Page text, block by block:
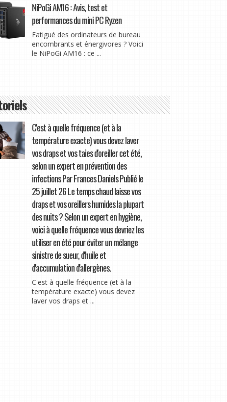
NiPoGi AM16 : Avis, test et
performances du mini PC Ryzen
Fatigué des ordinateurs de bureau
encombrants et énergivores ? Voici
le NiPoGi AM16 : ce ...
C'est à quelle fréquence (et à la
température exacte) vous devez laver
vos draps et vos taies d'oreiller cet été,
selon un expert en prévention des
infections Par Frances Daniels Publié le
25 juillet 26 Le temps chaud laisse vos
draps et vos oreillers humides la plupart
des nuits ? Selon un expert en hygiène,
voici à quelle fréquence vous devriez les
utiliser en été pour éviter un mélange
sinistre de sueur, d'huile et
d'accumulation d'allergènes.
C'est à quelle fréquence (et à la
température exacte) vous devez
laver vos draps et ...